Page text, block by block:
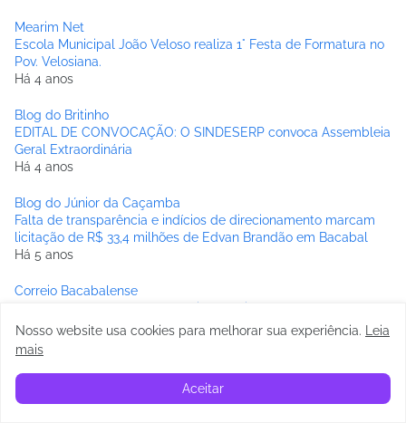
Mearim Net
Escola Municipal João Veloso realiza 1° Festa de Formatura no
Pov. Velosiana.
Há 4 anos
Blog do Britinho
EDITAL DE CONVOCAÇÃO: O SINDESERP convoca Assembleia
Geral Extraordinária
Há 4 anos
Blog do Júnior da Caçamba
Falta de transparência e indícios de direcionamento marcam
licitação de R$ 33,4 milhões de Edvan Brandão em Bacabal
Há 5 anos
Correio Bacabalense
desconta altas quantia em salários de servidores.
Há 5 anos
BREJINHO ONLINE
Governo distribuirá 90 mil chips com internet a estudantes da
Nosso website usa cookies para melhorar sua experiência.
Leia
mais
Aceitar